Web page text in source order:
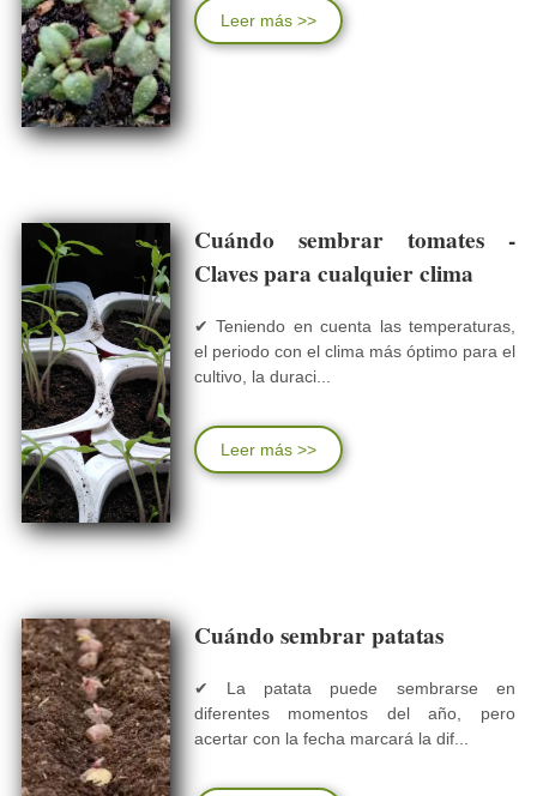
Leer más >>
Cuándo sembrar tomates -
Claves para cualquier clima
✔ Teniendo en cuenta las temperaturas,
el periodo con el clima más óptimo para el
cultivo, la duraci...
Leer más >>
Cuándo sembrar patatas
✔ La patata puede sembrarse en
diferentes momentos del año, pero
acertar con la fecha marcará la dif...